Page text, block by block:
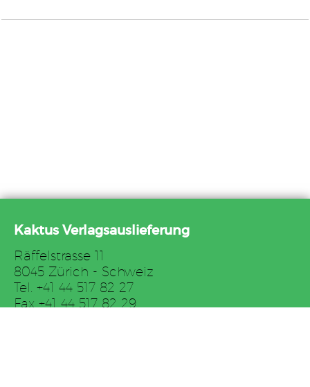
Kaktus Verlagsauslieferung
Räffelstrasse 11
8045 Zürich - Schweiz
Tel. +41 44 517 82 27
Fax +41 44 517 82 29